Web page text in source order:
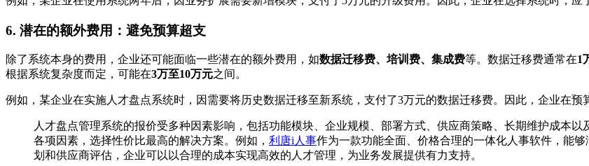
6. 潜在的额外费用：避免预算超支
除了系统本身的费用，企业还可能面临一些潜在的额外费用，如数据迁移费、培训费、集成费等。数据迁移费通常在1
根据系统复杂度而定，可能在3万至10万元之间。
例如，某企业在实施人才盘点系统时，因需要将历史数据迁移至新系统，支付了3万元的数据迁移费。因此，企业在预
人才盘点管理系统的报价受多种因素影响，包括功能模块、企业规模、部署方式、供应商策略、长期维护成本
各项因素，选择性价比最高的解决方案。例如， 利唐i人事作为一款功能全面、价格合理的一体化人事软件，能
划和供应商评估，企业可以以合理的成本实现高效的人才管理，为业务发展提供有力支持。